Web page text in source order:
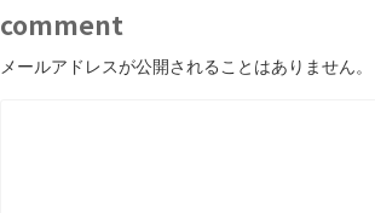
comment
メールアドレスが公開されることはありません。